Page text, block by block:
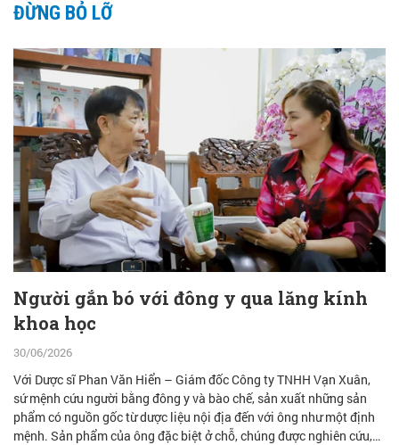
ĐỪNG BỎ LỠ
Người gắn bó với đông y qua lăng kính
khoa học
30/06/2026
Với Dược sĩ Phan Văn Hiển – Giám đốc Công ty TNHH Vạn Xuân,
sứ mệnh cứu người bằng đông y và bào chế, sản xuất những sản
phẩm có nguồn gốc từ dược liệu nội địa đến với ông như một định
mệnh. Sản phẩm của ông đặc biệt ở chỗ, chúng được nghiên cứu,